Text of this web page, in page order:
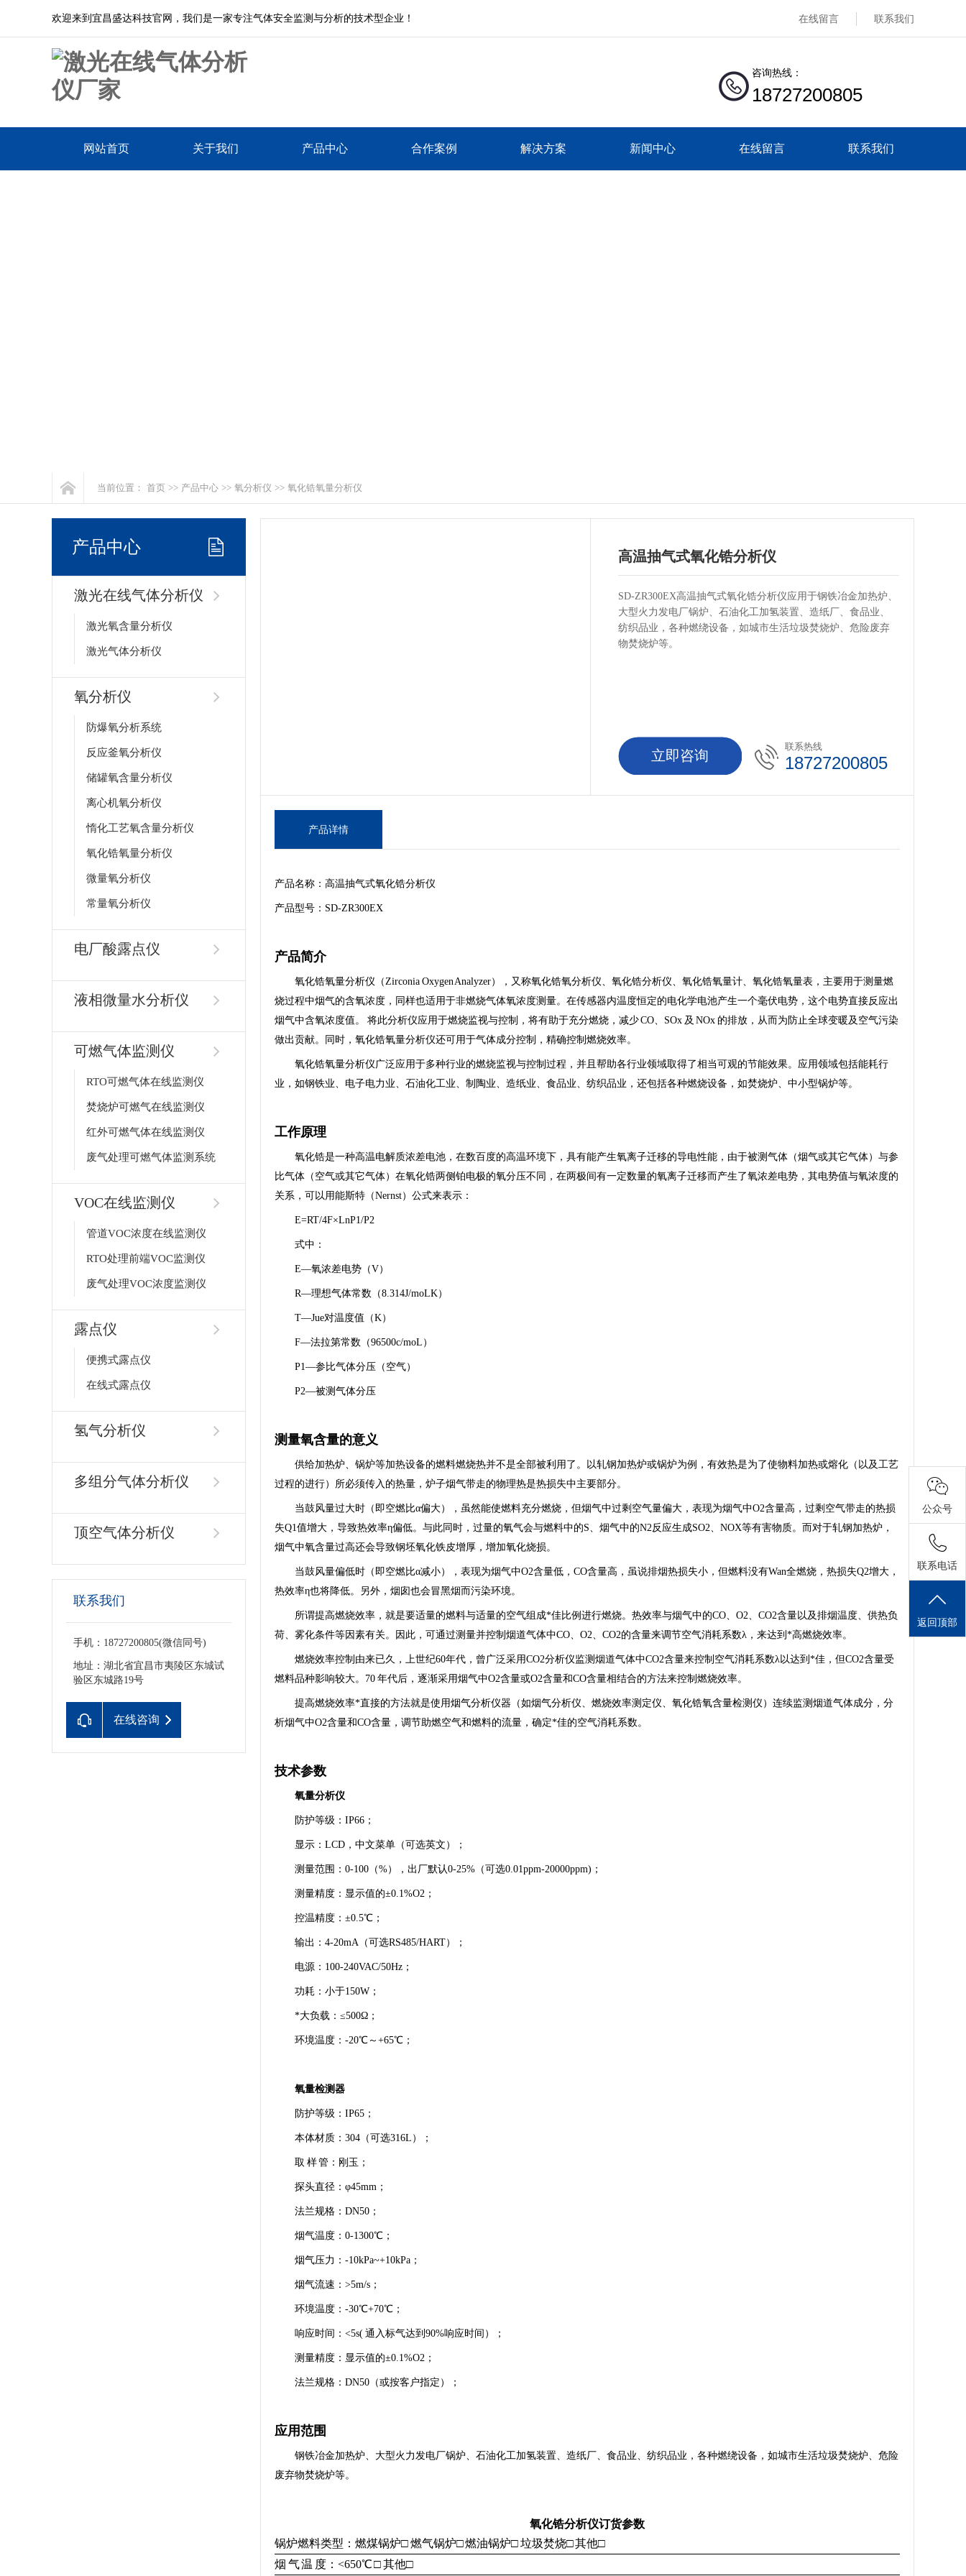
欢迎来到宜昌盛达科技官网，我们是一家专注气体安全监测与分析的技术型企业！ 在线留言 联系我们
咨询热线：
18727200805
网站首页 关于我们 产品中心 合作案例 解决方案 新闻中心 在线留言 联系我们
当前位置： 首页 >> 产品中心 >> 氧分析仪 >> 氧化锆氧量分析仪
产品中心
激光在线气体分析仪
激光氧含量分析仪
激光气体分析仪
氧分析仪
防爆氧分析系统
反应釜氧分析仪
储罐氧含量分析仪
离心机氧分析仪
惰化工艺氧含量分析仪
氧化锆氧量分析仪
微量氧分析仪
常量氧分析仪
电厂酸露点仪
液相微量水分析仪
可燃气体监测仪
RTO可燃气体在线监测仪
焚烧炉可燃气在线监测仪
红外可燃气体在线监测仪
废气处理可燃气体监测系统
VOC在线监测仪
管道VOC浓度在线监测仪
RTO处理前端VOC监测仪
废气处理VOC浓度监测仪
露点仪
便携式露点仪
在线式露点仪
氢气分析仪
多组分气体分析仪
顶空气体分析仪
联系我们
手机：18727200805(微信同号)
地址：湖北省宜昌市夷陵区东城试
验区东城路19号
在线咨询
高温抽气式氧化锆分析仪
SD-ZR300EX高温抽气式氧化锆分析仪应用于钢铁冶金加热炉、
大型火力发电厂锅炉、石油化工加氢装置、造纸厂、食品业、
纺织品业，各种燃绕设备，如城市生活垃圾焚烧炉、危险废弃
物焚烧炉等。
立即咨询
联系热线
18727200805
产品详情
产品名称：高温抽气式氧化锆分析仪
产品型号：SD-ZR300EX
产品简介
氧化锆氧量分析仪（Zirconia Oxygen Analyzer），又称氧化锆氧分析仪、氧化锆分析仪、氧化锆氧量计、氧化锆氧量表，主要用于测量燃
烧过程中烟气的含氧浓度，同样也适用于非燃烧气体氧浓度测量。在传感器内温度恒定的电化学电池产生一个毫伏电势，这个电势直接反应出
烟气中含氧浓度值。 将此分析仪应用于燃烧监视与控制，将有助于充分燃烧，减少 CO、SOx 及 NOx 的排放，从而为防止全球变暖及空气污染
做出贡献。同时，氧化锆氧量分析仪还可用于气体成分控制，精确控制燃烧效率。
氧化锆氧量分析仪广泛应用于多种行业的燃烧监视与控制过程，并且帮助各行业领域取得了相当可观的节能效果。应用领域包括能耗行
业，如钢铁业、电子电力业、石油化工业、制陶业、造纸业、食品业、纺织品业，还包括各种燃烧设备，如焚烧炉、中小型锅炉等。
工作原理
氧化锆是一种高温电解质浓差电池，在数百度的高温环境下，具有能产生氧离子迁移的导电性能，由于被测气体（烟气或其它气体）与参
比气体（空气或其它气体）在氧化锆两侧铂电极的氧分压不同，在两极间有一定数量的氧离子迁移而产生了氧浓差电势，其电势值与氧浓度的
关系，可以用能斯特（Nernst）公式来表示：
E=RT/4F×LnP1/P2
式中：
E—氧浓差电势（V）
R—理想气体常数（8.314J/moLK）
T—Jue对温度值（K）
F—法拉第常数（96500c/moL）
P1—参比气体分压（空气）
P2—被测气体分压
测量氧含量的意义
供给加热炉、锅炉等加热设备的燃料燃烧热并不是全部被利用了。以轧钢加热炉或锅炉为例，有效热是为了使物料加热或熔化（以及工艺
过程的进行）所必须传入的热量，炉子烟气带走的物理热是热损失中主要部分。
当鼓风量过大时（即空燃比α偏大），虽然能使燃料充分燃烧，但烟气中过剩空气量偏大，表现为烟气中O2含量高，过剩空气带走的热损
失Q1值增大，导致热效率η偏低。与此同时，过量的氧气会与燃料中的S、烟气中的N2反应生成SO2、NOX等有害物质。而对于轧钢加热炉，
烟气中氧含量过高还会导致钢坯氧化铁皮增厚，增加氧化烧损。
当鼓风量偏低时（即空燃比α减小），表现为烟气中O2含量低，CO含量高，虽说排烟热损失小，但燃料没有Wan全燃烧，热损失Q2增大，
热效率η也将降低。另外，烟囱也会冒黑烟而污染环境。
所谓提高燃烧效率，就是要适量的燃料与适量的空气组成*佳比例进行燃烧。热效率与烟气中的CO、O2、CO2含量以及排烟温度、供热负
荷、雾化条件等因素有关。因此，可通过测量并控制烟道气体中CO、O2、CO2的含量来调节空气消耗系数λ，来达到*高燃烧效率。
燃烧效率控制由来已久，上世纪60年代，曾广泛采用CO2分析仪监测烟道气体中CO2含量来控制空气消耗系数λ以达到*佳，但CO2含量受
燃料品种影响较大。70 年代后，逐渐采用烟气中O2含量或O2含量和CO含量相结合的方法来控制燃烧效率。
提高燃烧效率*直接的方法就是使用烟气分析仪器（如烟气分析仪、燃烧效率测定仪、氧化锆氧含量检测仪）连续监测烟道气体成分，分
析烟气中O2含量和CO含量，调节助燃空气和燃料的流量，确定*佳的空气消耗系数。
技术参数
氧量分析仪
防护等级：IP66；
显示：LCD，中文菜单（可选英文）；
测量范围：0-100（%），出厂默认0-25%（可选0.01ppm-20000ppm)；
测量精度：显示值的±0.1%O2；
控温精度：±0.5℃；
输出：4-20mA（可选RS485/HART）；
电源：100-240VAC/50Hz；
功耗：小于150W；
*大负载：≤500Ω；
环境温度：-20℃～+65℃；
氧量检测器
防护等级：IP65；
本体材质：304（可选316L）；
取 样 管：刚玉；
探头直径：φ45mm；
法兰规格：DN50；
烟气温度：0-1300℃；
烟气压力：-10kPa~+10kPa；
烟气流速：>5m/s；
环境温度：-30℃+70℃；
响应时间：<5s( 通入标气达到90%响应时间）；
测量精度：显示值的±0.1%O2；
法兰规格：DN50（或按客户指定）；
应用范围
钢铁冶金加热炉、大型火力发电厂锅炉、石油化工加氢装置、造纸厂、食品业、纺织品业，各种燃绕设备，如城市生活垃圾焚烧炉、危险
废弃物焚烧炉等。
氧化锆分析仪订货参数
锅炉燃料类型：燃煤锅炉□ 燃气锅炉□ 燃油锅炉□ 垃圾焚烧□ 其他□
烟 气 温 度：<650℃ □ 其他□
公众号
联系电话
返回顶部